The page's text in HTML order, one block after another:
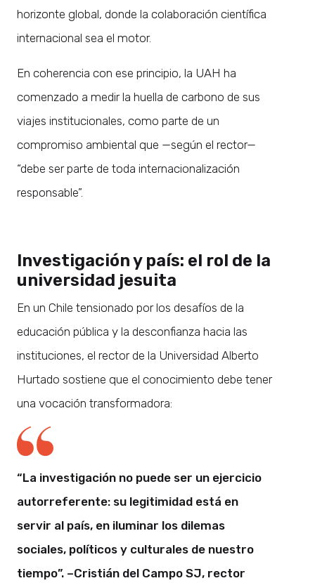
horizonte global, donde la colaboración científica
internacional sea el motor.
En coherencia con ese principio, la UAH ha
comenzado a medir la huella de carbono de sus
viajes institucionales, como parte de un
compromiso ambiental que —según el rector—
“debe ser parte de toda internacionalización
responsable”.
Investigación y país: el rol de la
universidad jesuita
En un Chile tensionado por los desafíos de la
educación pública y la desconfianza hacia las
instituciones, el rector de la Universidad Alberto
Hurtado sostiene que el conocimiento debe tener
una vocación transformadora:
“La investigación no puede ser un ejercicio
autorreferente: su legitimidad está en
servir al país, en iluminar los dilemas
sociales, políticos y culturales de nuestro
tiempo”. –Cristián del Campo SJ, rector